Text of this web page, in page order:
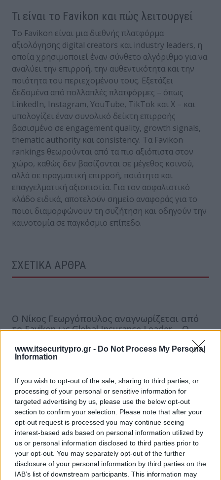
www.itsecuritypro.gr - Do Not Process My Personal
Information
If you wish to opt-out of the sale, sharing to third parties, or
processing of your personal or sensitive information for
targeted advertising by us, please use the below opt-out
section to confirm your selection. Please note that after your
opt-out request is processed you may continue seeing
interest-based ads based on personal information utilized by
us or personal information disclosed to third parties prior to
your opt-out. You may separately opt-out of the further
disclosure of your personal information by third parties on the
IAB’s list of downstream participants. This information may
Τι είναι το Favikon και πώς λειτουργεί
Το Favikon είναι μια διεθνής πλατφόρμα
αξιολόγησης digital creators και industry leaders, η
οποία χρησιμοποιεί έναν σύνθετο αλγόριθμο για να
αναλύει την επιρροή, την αυθεντικότητα και την
ποιότητα του περιεχομένου τους. Εξετάζει
δεδομένα από πολλαπλές πλατφόρμες – όπως
LinkedIn, Instagram, YouTube, TikTok και X – και
υπολογίζει έναν συνολικό δείκτη επιρροής
βασισμένο σε engagement quality, growth signals,
thematic authority και consistency. Τα Favikon
rankings θεωρούνται από τα πιο αξιόπιστα στον
χώρο, καθώς δεν βασίζονται σε μέγεθος κοινού,
αλλά σε πραγματική επιρροή, ποιότητα και
επαγγελματική αξιοπιστία. Για τον ασφαλιστικό
κλάδο ειδικά, αποτελούν σημείο αναφοράς για το
ποιοι διαμορφώνουν τη συζήτηση και οδηγούν την
καινοτομία σε παγκόσμιο επίπεδο.
ΣΧΕΤΙΚΑ ΑΡΘΡΑ
Ο Νίκος Γεωργόπουλος αναγνωρίζεται από
το Favikon ως Global Insurance Leader – Ο
μοναδικός Έλληνας στους top 200 της λίστας
Γεωργόπουλος στους Κορυφαίους του
Κόσμου στο Insurance & Insurtech
Τεχνητή Νοημοσύνη, Καινοτομία και η
Ανάγκη για Ασφάλιση!
ΕΓΓΡΑΦΗ ΣΤΟ NEWSLETTER